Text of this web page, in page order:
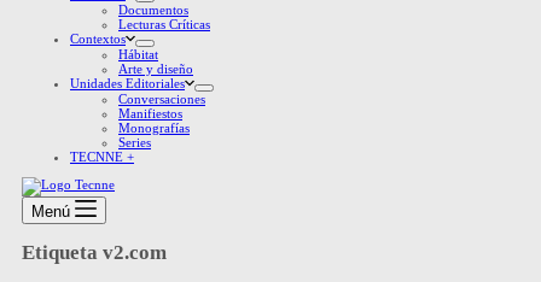
Documentos
Lecturas Críticas
Contextos
Hábitat
Arte y diseño
Unidades Editoriales
Conversaciones
Manifiestos
Monografías
Series
TECNNE +
Menú
Etiqueta v2.com